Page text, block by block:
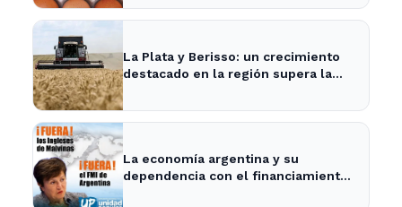
La Plata y Berisso: un crecimiento
destacado en la región supera la
La economía argentina y su
dependencia con el financiamiento